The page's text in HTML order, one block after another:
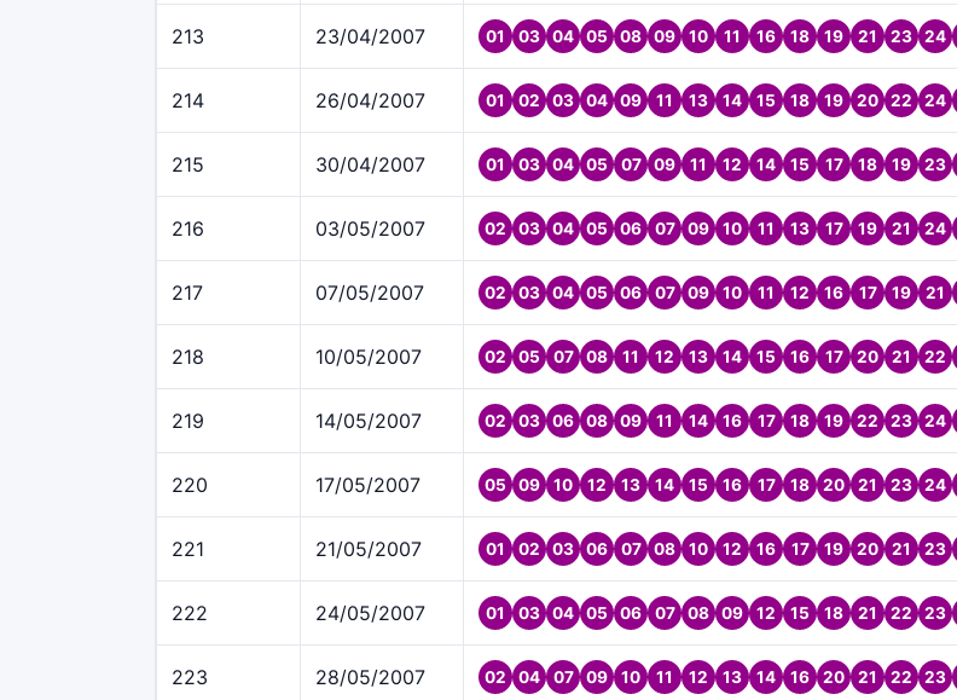
213 23/04/2007 01 03 04 05 08 09 10 11 16 18 19 21 23 24
214 26/04/2007 01 02 03 04 09 11 13 14 15 18 19 20 22 24
215 30/04/2007 01 03 04 05 07 09 11 12 14 15 17 18 19 23
216 03/05/2007 02 03 04 05 06 07 09 10 11 13 17 19 21 24
217 07/05/2007 02 03 04 05 06 07 09 10 11 12 16 17 19 21
218 10/05/2007 02 05 07 08 11 12 13 14 15 16 17 20 21 22
219 14/05/2007 02 03 06 08 09 11 14 16 17 18 19 22 23 24
220 17/05/2007 05 09 10 12 13 14 15 16 17 18 20 21 23 24
221 21/05/2007 01 02 03 06 07 08 10 12 16 17 19 20 21 23
222 24/05/2007 01 03 04 05 06 07 08 09 12 15 18 21 22 23
223 28/05/2007 02 04 07 09 10 11 12 13 14 16 20 21 22 23